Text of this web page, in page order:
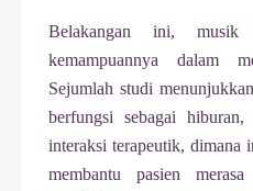
Belakangan ini,
kemampuannya dalam
Sejumlah studi
berfungsi sebagai
interaksi terapeutik, dimana
membantu pasien